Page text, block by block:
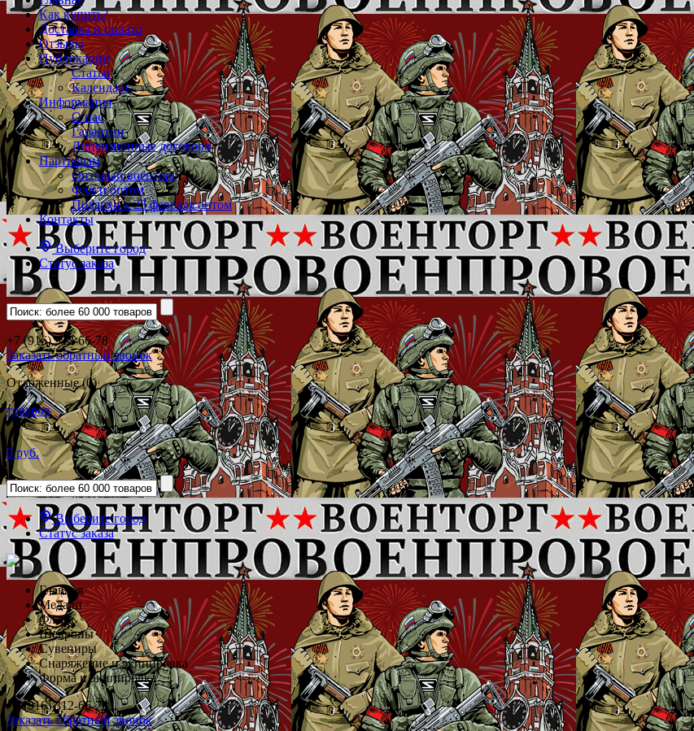
Как купить?
Доставка и оплата
Отзывы
Публикации
Статьи
Календарь
Информация
О нас
Гарантии
Лицензионные договора
Партнерам
Оптовый военторг
Флаги оптом
Подарки к 23 февраля оптом
Контакты
Выберите город
Статус заказа
+7 (916) 312-66-78
Заказать обратный звонок
Отложенные (0)
товаров
0 руб.
Выберите город
Статус заказа
Главная
Медали
Флаги
Шевроны
Сувениры
Снаряжение и экипировка
Форма и экипировка
+7 (916) 312-66-78
Заказать обратный звонок